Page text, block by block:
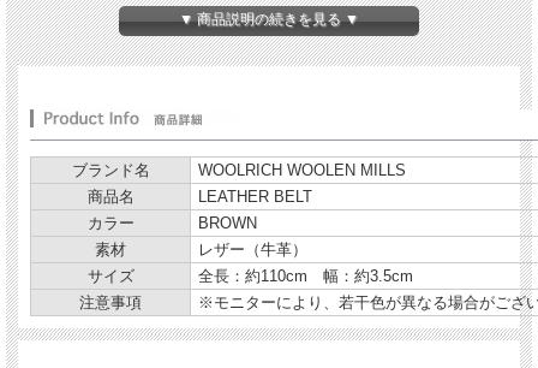
ファッション界をリードするWPラボリ社が、ア
伝統を再発見すべく新たなプロジェクトとしてス
Garments」のデザイナーであるネペンテスUSA
史と伝統の中で生まれた機能美をハイファッシ
▼ 商品説明の続きを見る ▼
ブランド名
WOOLRICH WOOLEN MILLS
商品名
LEATHER BELT
カラー
BROWN
素材
レザー（牛革）
サイズ
全長：約110cm 幅：約3.5cm
注意事項
※モニターにより、若干色が異なる場合がござ